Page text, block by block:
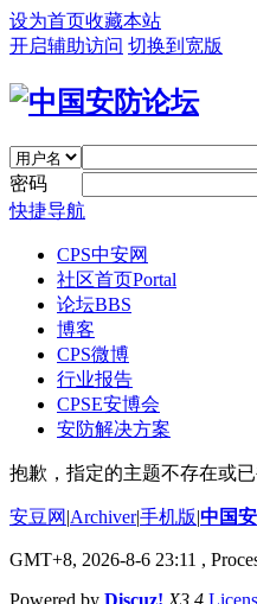
设为首页收藏本站
开启辅助访问 切换到宽版
密码
快捷导航
CPS中安网
社区首页Portal
论坛BBS
博客
CPS微博
行业报告
CPSE安博会
安防解决方案
抱歉，指定的主题不存在或
安豆网 |Archiver|手机版|中国
GMT+8, 2026-8-6 23:11 ,
Powered by Discuz! X3.4